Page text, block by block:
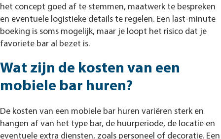
het concept goed af te stemmen, maatwerk te bespreken
en eventuele logistieke details te regelen. Een last-minute
boeking is soms mogelijk, maar je loopt het risico dat je
favoriete bar al bezet is.
Wat zijn de kosten van een
mobiele bar huren?
De kosten van een mobiele bar huren variëren sterk en
hangen af van het type bar, de huurperiode, de locatie en
eventuele extra diensten, zoals personeel of decoratie. Een